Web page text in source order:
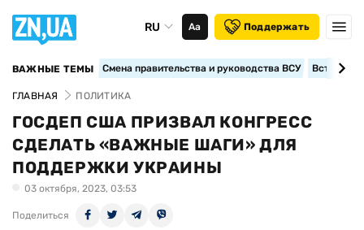
RU Аа Поддержать
ВАЖНЫЕ ТЕМЫ Смена правительства и руководства ВСУ
ГЛАВНАЯ ПОЛИТИКА
ГОСДЕП США ПРИЗВАЛ КОНГРЕСС
СДЕЛАТЬ «ВАЖНЫЕ ШАГИ» ДЛЯ
ПОДДЕРЖКИ УКРАИНЫ
03 октября, 2023, 03:53
Поделиться